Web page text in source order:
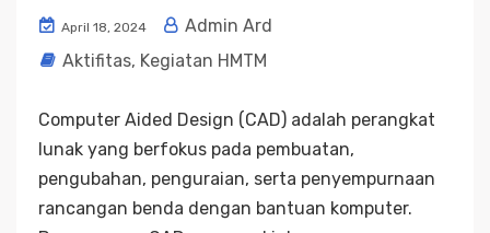
April 18, 2024
Admin Ard
Aktifitas, Kegiatan HMTM
Computer Aided Design (CAD) adalah perangkat
lunak yang berfokus pada pembuatan,
pengubahan, penguraian, serta penyempurnaan
rancangan benda dengan bantuan komputer.